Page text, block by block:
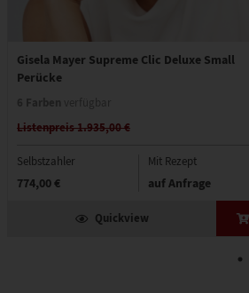
Gisela Mayer Supreme Clic Deluxe Small
Perücke
Listenpreis 1.935,00 €
Selbstzahler
774,00 €
Mit Rezept
auf Anfrage
Quickview